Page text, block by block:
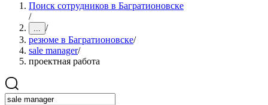
Поиск сотрудников в Багратионовске
/
... /
резюме в Багратионовске/
sale manager/
проектная работа